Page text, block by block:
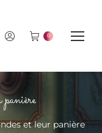
0
et leur panière